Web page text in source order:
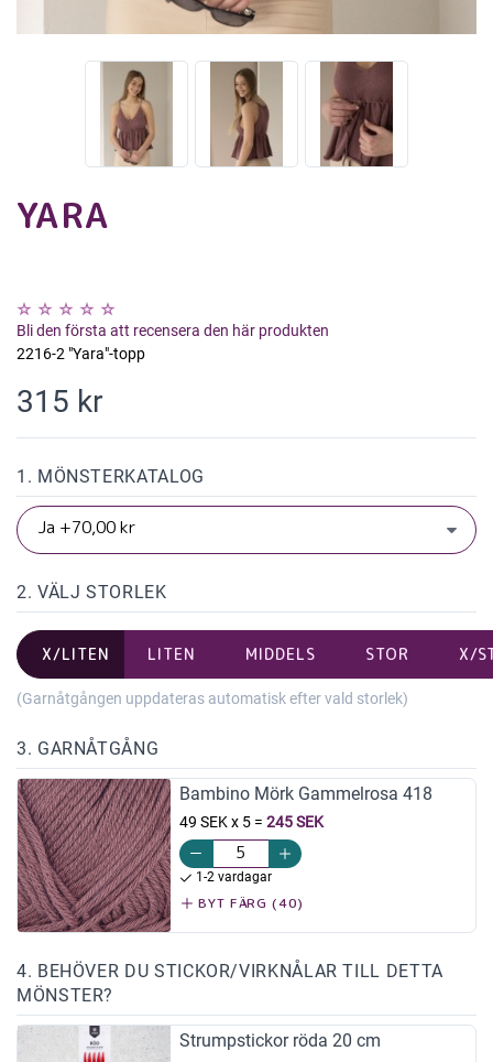
YARA
Bli den första att recensera den här produkten
2216-2 "Yara"-topp
315 kr
1. MÖNSTERKATALOG
2. VÄLJ STORLEK
X/LITEN LITEN MIDDELS STOR X/
(Garnåtgången uppdateras automatisk efter vald storlek)
3. GARNÅTGÅNG
Bambino Mörk Gammelrosa 418
49 SEK x 5= 245 SEK
1-2 vardagar
BYT FÄRG (40)
4. BEHÖVER DU STICKOR/VIRKNÅLAR TILL DETTA
MÖNSTER?
Strumpstickor röda 20 cm